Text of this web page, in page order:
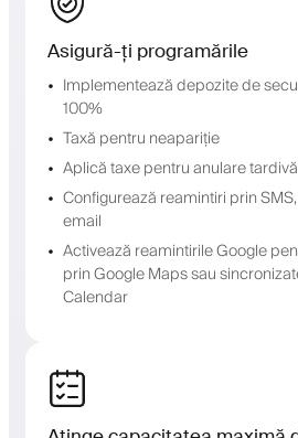
Asigură-ți programările
Implementează depozite de
100%
Taxă pentru neapariție
Aplică taxe pentru anulare tardivă
Configurează reamintiri prin
email
Activează reamintirile Google
prin Google Maps sau
Calendar